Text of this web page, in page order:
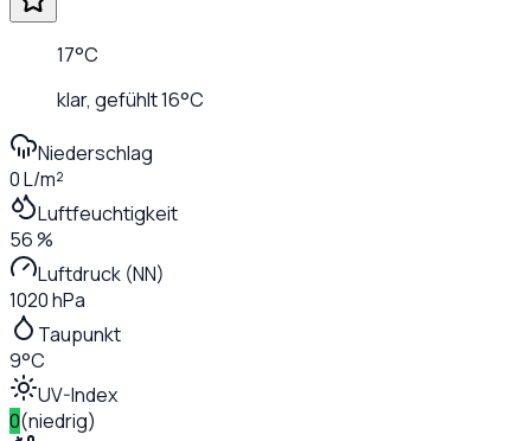
17°C
klar, gefühlt16°C
Niederschlag
0 L/m²
Luftfeuchtigkeit
56 %
Luftdruck (NN)
1020 hPa
Taupunkt
9°C
UV-Index
0(niedrig)